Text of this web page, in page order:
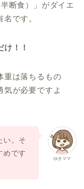
断食）」がダイエ
です。
け！！
重は落ちるもの
気が必要ですよ
ゆきママ
い。そ
めです